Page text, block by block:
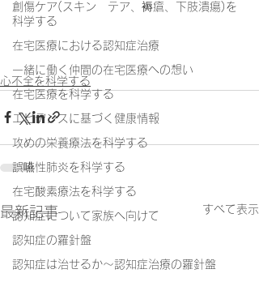
創傷ケア(スキン テア、褥瘡、下肢潰瘍)を
科学する
在宅医療における認知症治療
一緒に働く仲間の在宅医療への想い
在宅医療を科学する
エビデンスに基づく健康情報
攻めの栄養療法を科学する
誤嚥性肺炎を科学する
在宅酸素療法を科学する
認知症について家族へ向けて
認知症の羅針盤
認知症は治せるか～認知症治療の羅針盤
心不全を科学する
最新記事 すべて表示